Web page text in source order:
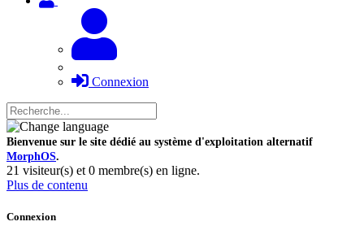
Connexion
Bienvenue sur le site dédié au système d'exploitation alternatif
MorphOS.
21 visiteur(s) et 0 membre(s) en ligne.
Plus de contenu
Connexion